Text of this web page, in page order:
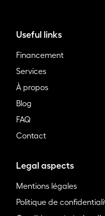
Useful links
Financement
Services
À propos
Blog
FAQ
Contact
Legal aspects
Mentions légales
Politique de